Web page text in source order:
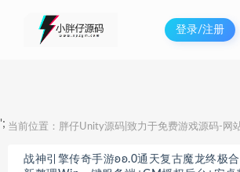
登录/注册
'; 当前位置： 胖仔Unity源码|致力于免费游戏源码-网
战神引擎传奇手游ʚʚ.0通天复古魔龙终极